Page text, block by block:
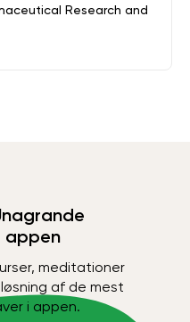
Research and
appen
meditationer
af de mest
i appen.